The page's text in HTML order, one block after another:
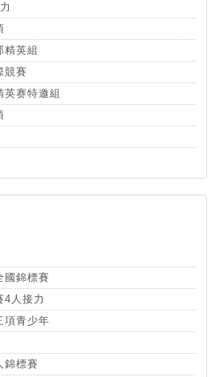
精英組
競賽
英赛特邀組
國錦標賽
4人接力
項青少年
錦標賽